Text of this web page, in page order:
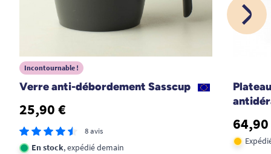
1 2 3
Incontournable !
Verre anti-débordement Sasscup
25,90 €
8 avis
En stock, expédié demain